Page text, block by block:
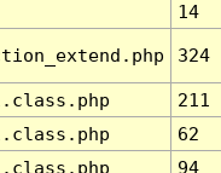
14
324
211
62
94